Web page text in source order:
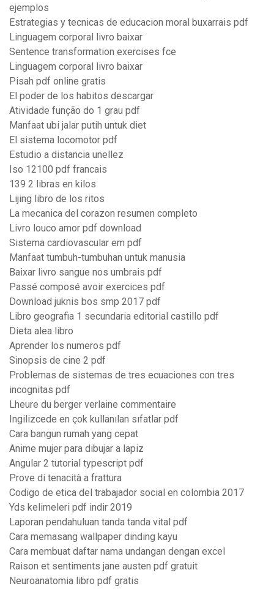
ejemplos
Estrategias y tecnicas de educacion moral buxarrais pdf
Linguagem corporal livro baixar
Sentence transformation exercises fce
Linguagem corporal livro baixar
Pisah pdf online gratis
El poder de los habitos descargar
Atividade função do 1 grau pdf
Manfaat ubi jalar putih untuk diet
El sistema locomotor pdf
Estudio a distancia unellez
Iso 12100 pdf francais
139 2 libras en kilos
Lijing libro de los ritos
La mecanica del corazon resumen completo
Livro louco amor pdf download
Sistema cardiovascular em pdf
Manfaat tumbuh-tumbuhan untuk manusia
Baixar livro sangue nos umbrais pdf
Passé composé avoir exercices pdf
Download juknis bos smp 2017 pdf
Libro geografia 1 secundaria editorial castillo pdf
Dieta alea libro
Aprender los numeros pdf
Sinopsis de cine 2 pdf
Problemas de sistemas de tres ecuaciones con tres
incognitas pdf
Lheure du berger verlaine commentaire
Ingilizcede en çok kullanılan sıfatlar pdf
Cara bangun rumah yang cepat
Anime mujer para dibujar a lapiz
Angular 2 tutorial typescript pdf
Prove di tenacità a frattura
Codigo de etica del trabajador social en colombia 2017
Yds kelimeleri pdf indir 2019
Laporan pendahuluan tanda tanda vital pdf
Cara memasang wallpaper dinding kayu
Cara membuat daftar nama undangan dengan excel
Raison et sentiments jane austen pdf gratuit
Neuroanatomia libro pdf gratis